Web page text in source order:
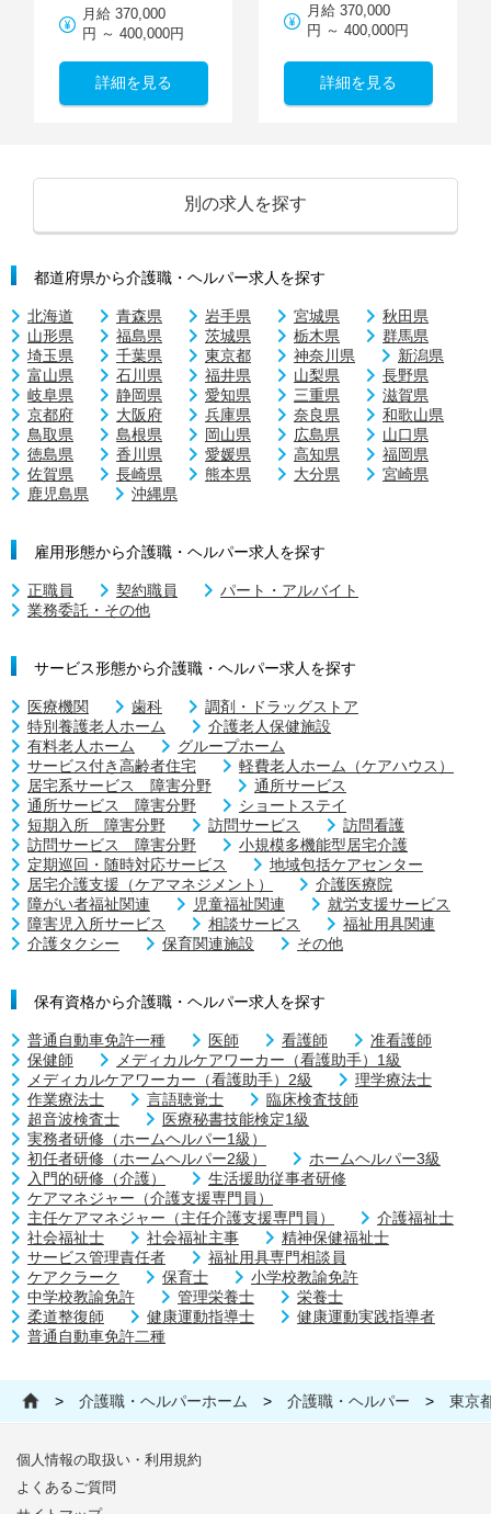
月給 370,000
円 ～ 400,000円
詳細を見る
月給 370,000
円 ～ 400,000円
詳細を見る
別の求人を探す
都道府県から介護職・ヘルパー求人を探す
北海道 青森県 岩手県 宮城県
秋田県
山形県
福島県 茨城県 栃木県
群馬県
埼玉県
千葉県 東京都 神奈川県
新潟県
富山県
石川県 福井県 山梨県
長野県
岐阜県
静岡県 愛知県 三重県
滋賀県
京都府
大阪府 兵庫県 奈良県
和歌山県
鳥取県
島根県 岡山県 広島県
山口県
徳島県
香川県 愛媛県 高知県
福岡県
佐賀県
長崎県 熊本県 大分県
宮崎県
鹿児島県
沖縄県
雇用形態から介護職・ヘルパー求人を探す
正職員 契約職員
パート・アルバイト
業務委託・その他
サービス形態から介護職・ヘルパー求人を探す
医療機関 歯科
調剤・ドラッグストア
特別養護老人ホーム
介護老人保健施設
有料老人ホーム
グループホーム
サービス付き高齢者住宅
軽費老人ホーム（ケアハウス）
居宅系サービス 障害分野
通所サービス
通所サービス 障害分野
ショートステイ
短期入所 障害分野
訪問サービス
訪問看護
訪問サービス 障害分野
小規模多機能型居宅介護
定期巡回・随時対応サービス
地域包括ケアセンター
居宅介護支援（ケアマネジメント）
介護医療院
障がい者福祉関連
児童福祉関連
就労支援サービス
障害児入所サービス
相談サービス
福祉用具関連
介護タクシー
保育関連施設 その他
保有資格から介護職・ヘルパー求人を探す
普通自動車免許一種 医師 看護師
准看護師
保健師
メディカルケアワーカー（看護助手）1級
メディカルケアワーカー（看護助手）2級
理学療法士
作業療法士
言語聴覚士
臨床検査技師
超音波検査士
医療秘書技能検定1級
実務者研修（ホームヘルパー1級）
初任者研修（ホームヘルパー2級）
ホームヘルパー3級
入門的研修（介護）
生活援助従事者研修
ケアマネジャー（介護支援専門員）
主任ケアマネジャー（主任介護支援専門員）
介護福祉士
社会福祉士
社会福祉主事
精神保健福祉士
サービス管理責任者
福祉用具専門相談員
ケアクラーク
保育士
小学校教諭免許
中学校教諭免許
管理栄養士
栄養士
柔道整復師
健康運動指導士
健康運動実践指導者
普通自動車免許二種
> 介護職・ヘルパーホーム > 介護職・ヘルパー > 東京
個人情報の取扱い・利用規約
よくあるご質問